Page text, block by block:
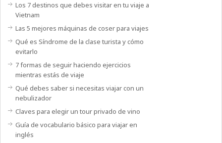
Los 7 destinos que debes visitar en tu viaje a
Vietnam
Las 5 mejores máquinas de coser para viajes
Qué es Síndrome de la clase turista y cómo
evitarlo
7 formas de seguir haciendo ejercicios
mientras estás de viaje
Qué debes saber si necesitas viajar con un
nebulizador
Claves para elegir un tour privado de vino
Guía de vocabulario básico para viajar en
inglés